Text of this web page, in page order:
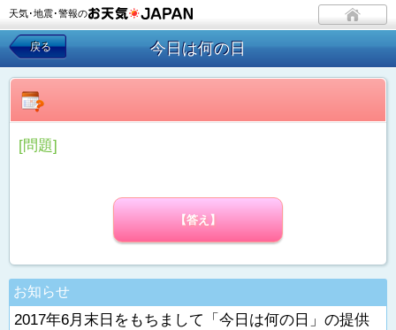
天気･地震･警報の
戻る 今日は何の日
[問題]
【答え】
お知らせ
2017年6月末日をもちまして「今日は何の日」の提供